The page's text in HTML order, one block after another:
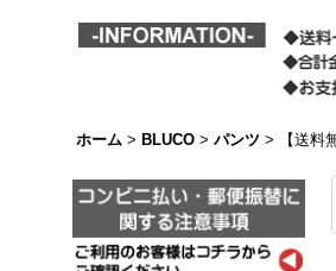
ホーム > BLUCO > パンツ > 【送